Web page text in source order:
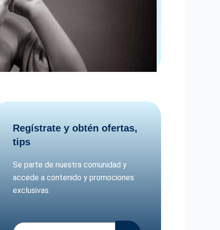
Regístrate y obtén ofertas,
tips
Se parte de nuestra comunidad y
accede a contenido y promociones
exclusivas.
Enviar